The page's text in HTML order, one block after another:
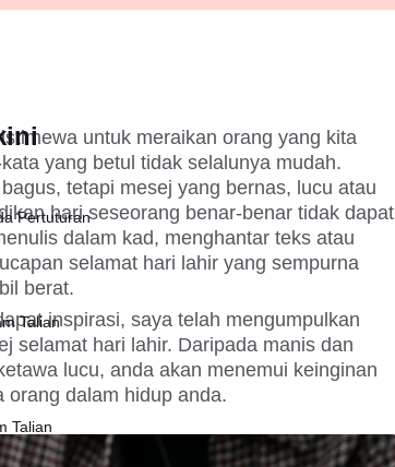
untuk meraikan orang yang kita
yang betul tidak selalunya mudah.
tetapi mesej yang bernas, lucu atau
hari seseorang benar-benar tidak dapat
dalam kad, menghantar teks atau
selamat hari lahir yang sempurna
berat.
inspirasi, saya telah mengumpulkan
selamat hari lahir. Daripada manis dan
lucu, anda akan menemui keinginan
orang dalam hidup anda.
Pertuturan
Talian
Talian